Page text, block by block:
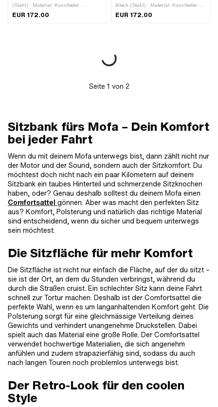
(Stahl) · Material: Kunstleder ·
Material: Schaumstoff · Oberfläche:
EUR 172.00
Blech (Stahl) · Material: Kunstleder ·
Material: Schaumstoff · Oberfläche:
Lochbild [mm]: 25 · Anzahl
EUR 172.00
Seite 1 von 2
Sitzbank fürs Mofa – Dein Komfort
bei jeder Fahrt
Wenn du mit deinem Mofa unterwegs bist, dann zählt nicht nur
der Motor und der Sound, sondern auch der Sitzkomfort. Du
möchtest doch nicht nach ein paar Kilometern auf deinem
Sitzbank ein taubes Hinterteil und schmerzende Sitzknochen
haben, oder? Genau deshalb solltest du deinem Mofa einen
Comfortsattel gönnen. Aber was macht den perfekten Sitz
aus? Komfort, Polsterung und natürlich das richtige Material
sind entscheidend, wenn du sicher und bequem unterwegs
sein möchtest.
Die Sitzfläche für mehr Komfort
Die Sitzfläche ist nicht nur einfach die Fläche, auf der du sitzt –
sie ist der Ort, an dem du Stunden verbringst, während du
durch die Straßen cruist. Ein schlechter Sitz kann deine Fahrt
schnell zur Tortur machen. Deshalb ist der Comfortsattel die
perfekte Wahl, wenn es um langanhaltenden Komfort geht. Die
Polsterung sorgt für eine gleichmässige Verteilung deines
Gewichts und verhindert unangenehme Druckstellen. Dabei
spielt auch das Material eine große Rolle. Der Comfortsattel
verwendet hochwertige Materialien, die sich angenehm
anfühlen und zudem strapazierfähig sind, sodass du auch
nach langen Touren noch problemlos unterwegs bist.
Der Retro-Look für den coolen
Style